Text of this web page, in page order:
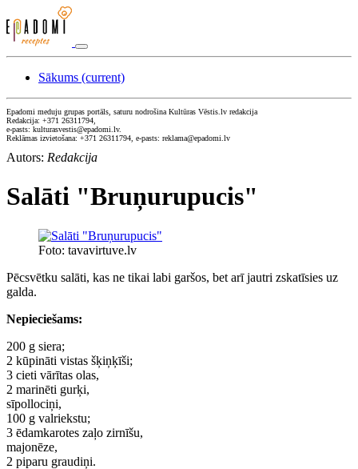
Sākums (current)
Epadomi meduju grupas portāls, saturu nodrošina Kultūras Vēstis.lv redakcija
Redakcija: +371 26311794,
e-pasts: kulturasvestis@epadomi.lv.
Reklāmas izvietošana: +371 26311794, e-pasts: reklama@epadomi.lv
Autors: Redakcija
Salāti "Bruņurupucis"
Foto: tavavirtuve.lv
Pēcsvētku salāti, kas ne tikai labi garšos, bet arī jautri zskatīsies uz
galda.
Nepieciešams:
200 g siera;
2 kūpināti vistas šķiņķīši;
3 cieti vārītas olas,
2 marinēti gurķi,
sīpollociņi,
100 g valriekstu;
3 ēdamkarotes zaļo zirnīšu,
majonēze,
2 piparu graudiņi.